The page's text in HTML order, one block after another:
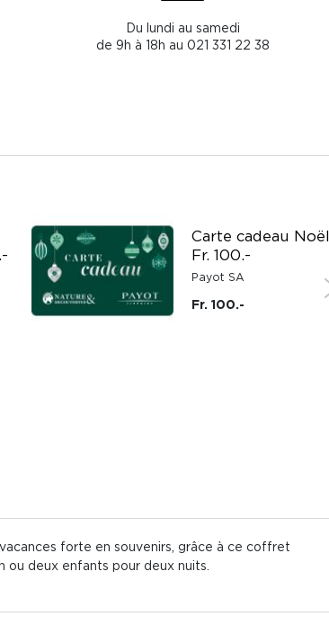
Du lundi au samedi
de 9h à 18h au 021 331 22 38
Carte cadeau Noël
Fr. 100.-
Payot SA
Fr. 100.-
forte en souvenirs, grâce à ce coffret
deux enfants pour deux nuits.